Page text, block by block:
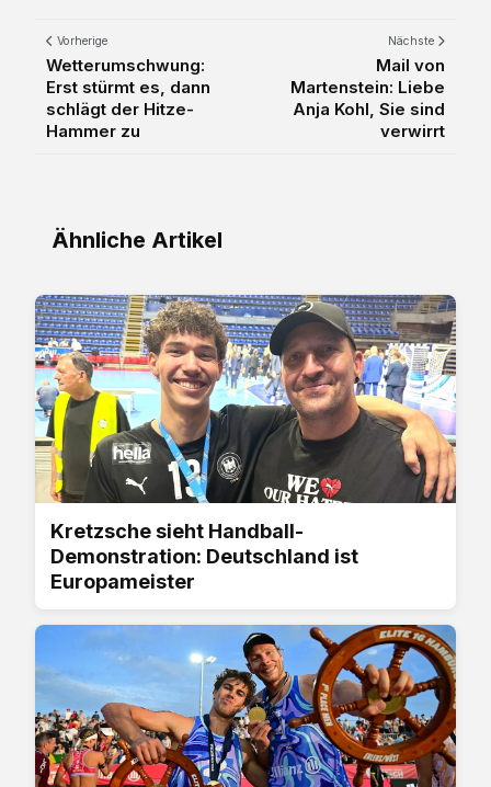
Vorherige
Wetterumschwung:
Erst stürmt es, dann
schlägt der Hitze-
Hammer zu
Nächste
Mail von
Martenstein: Liebe
Anja Kohl, Sie sind
verwirrt
Ähnliche Artikel
Kretzsche sieht Handball-
Demonstration: Deutschland ist
Europameister